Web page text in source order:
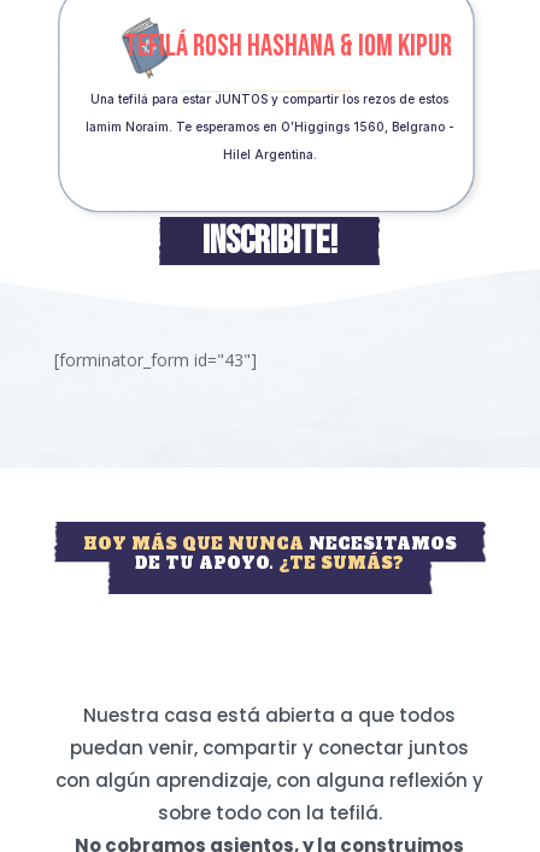
TEFILÁ ROSH HASHANA & IOM KIPUR
Una tefilá para estar JUNTOS y compartir los rezos de estos
Iamim Noraim. Te esperamos en O’Higgings 1560, Belgrano -
Hilel Argentina.
INSCRIBITE!
[forminator_form id="43"]
HOY MÁS QUE NUNCA NECESITAMOS
DE TU APOYO. ¿TE SUMÁS?
Nuestra casa está abierta a que todos
puedan venir, compartir y conectar juntos
con algún aprendizaje, con alguna reflexión y
sobre todo con la tefilá.
No cobramos asientos, y la construimos